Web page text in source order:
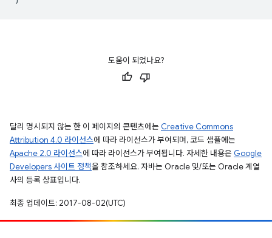
도움이 되었나요?
달리 명시되지 않는 한 이 페이지의 콘텐츠에는 Creative Commons
Attribution 4.0 라이선스에 따라 라이선스가 부여되며, 코드 샘플에는
Apache 2.0 라이선스에 따라 라이선스가 부여됩니다. 자세한 내용은 Google
Developers 사이트 정책을 참조하세요. 자바는 Oracle 및/또는 Oracle 계열
사의 등록 상표입니다.
최종 업데이트: 2017-08-02(UTC)